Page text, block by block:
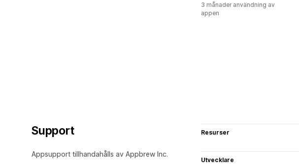
3 månader användning av
appen
Support
Appsupport tillhandahålls av Appbrew Inc.
Resurser
Utvecklare